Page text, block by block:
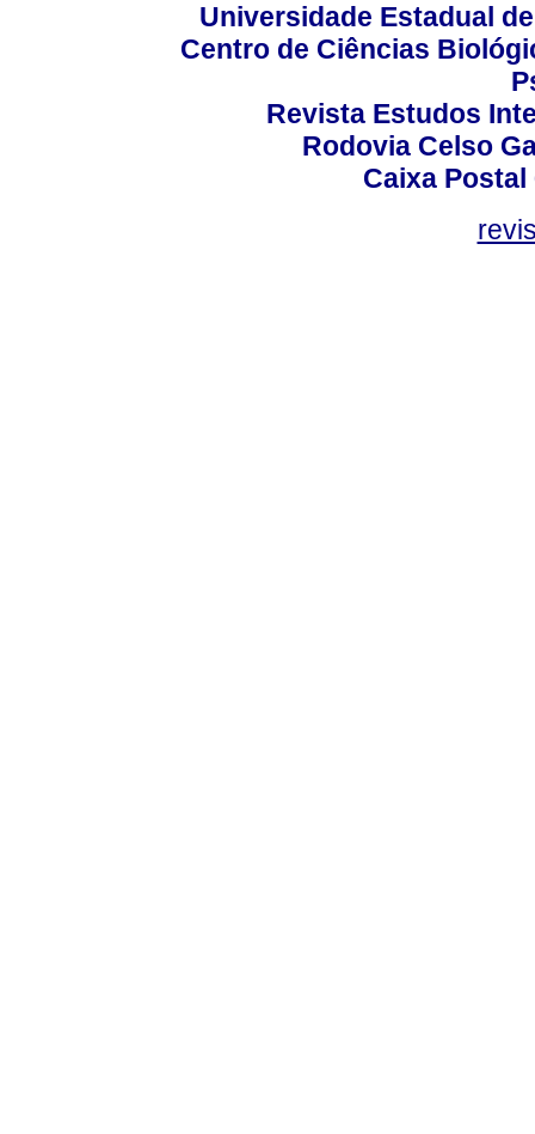
Universidade Estadual
Centro de Ciências
Revista Estudos
Rodovia Celso
Caixa Postal